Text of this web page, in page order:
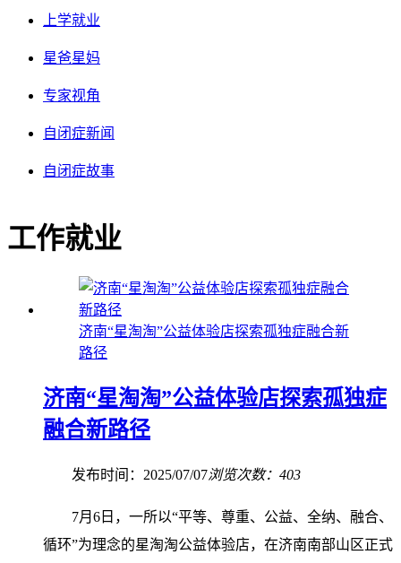
上学就业
星爸星妈
专家视角
自闭症新闻
自闭症故事
工作就业
济南“星淘淘”公益体验店探索孤独症融合新
路径
济南“星淘淘”公益体验店探索孤独症
融合新路径
发布时间：2025/07/07浏览次数：403
7月6日，一所以“平等、尊重、公益、全纳、融合、
循环”为理念的星淘淘公益体验店，在济南南部山区正式